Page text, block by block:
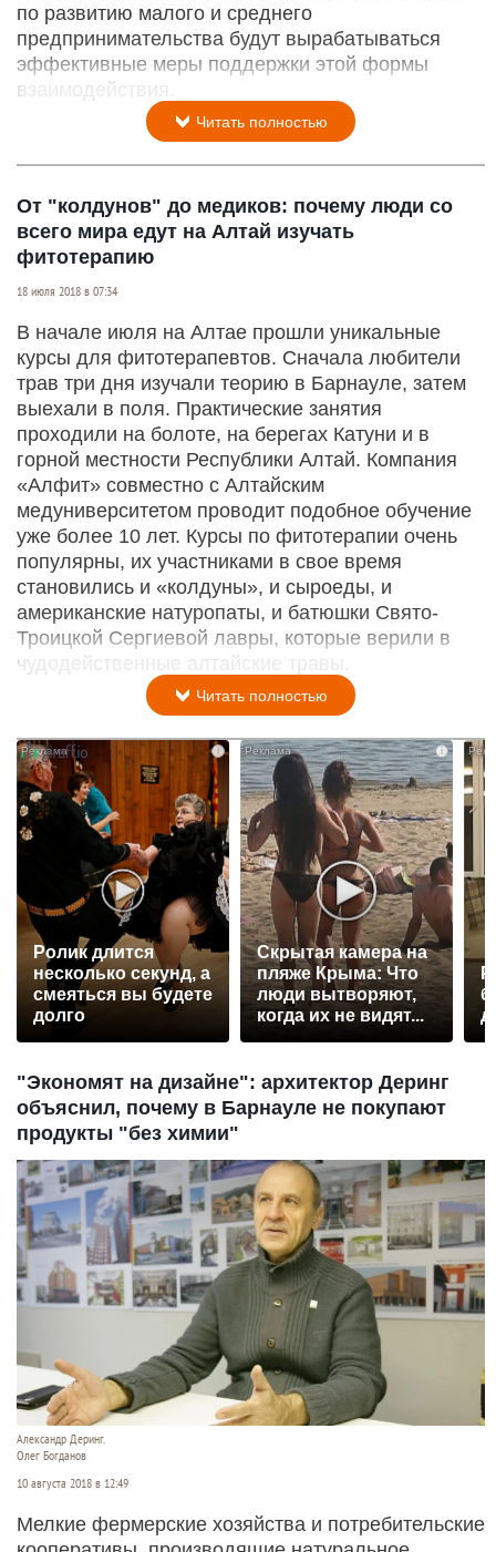
по развитию малого и среднего
предпринимательства будут вырабатываться
эффективные меры поддержки этой формы
взаимодействия.
Читать полностью
От "колдунов" до медиков: почему люди со
всего мира едут на Алтай изучать
фитотерапию
18 июля 2018 в 07:34
В начале июля на Алтае прошли уникальные
курсы для фитотерапевтов. Сначала любители
трав три дня изучали теорию в Барнауле, затем
выехали в поля. Практические занятия
проходили на болоте, на берегах Катуни и в
горной местности Республики Алтай. Компания
«Алфит» совместно с Алтайским
медуниверситетом проводит подобное обучение
уже более 10 лет. Курсы по фитотерапии очень
популярны, их участниками в свое время
становились и «колдуны», и сыроеды, и
американские натуропаты, и батюшки Свято-
Троицкой Сергиевой лавры, которые верили в
чудодейственные алтайские травы.
Читать полностью
Ролик длится
несколько секунд, а
смеяться вы будете
долго
i
Скрытая камера на
пляже Крыма: Что
люди вытворяют,
когда их не видят...
"Экономят на дизайне": архитектор Деринг
объяснил, почему в Барнауле не покупают
продукты "без химии"
Александр Деринг.
Олег Богданов
10 августа 2018 в 12:49
Мелкие фермерские хозяйства и потребительские